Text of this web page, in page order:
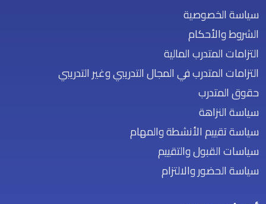
سياسة الخصوصية
الشروط والأحكام
التزامات المتدرب المالية
التزامات المتدرب في المجال التدريبي وغير التدريبي
حقوق المتدرب
سياسة النزاهة
سياسة تقييم الأنشطة والمهام
سياسات القبول والتقييم
سياسة الحضور والالتزام